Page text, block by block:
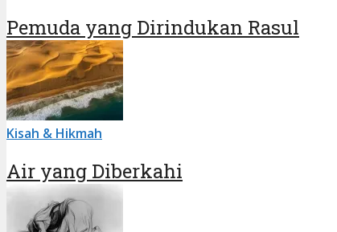
Pemuda yang Dirindukan Rasul
Kisah & Hikmah
Air yang Diberkahi